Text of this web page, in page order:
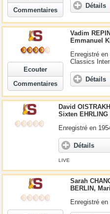
Commentaires
Détails
Ecouter
Commentaires
Vadim
Emmanuel
Enregistré
Classics
Détails
David
Sixten EHRLING
Enregistré en
Détails
LIVE
Sarah
BERLIN,
Enregistré